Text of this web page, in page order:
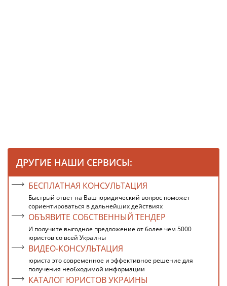
ДРУГИЕ НАШИ СЕРВИСЫ:
БЕСПЛАТНАЯ КОНСУЛЬТАЦИЯ
Быстрый ответ на Ваш юридический вопрос поможет
сориентироваться в дальнейших действиях
ОБЪЯВИТЕ СОБСТВЕННЫЙ ТЕНДЕР
И получите выгодное предложение от более чем 5000
юристов со всей Украины
ВИДЕО-КОНСУЛЬТАЦИЯ
юриста это современное и эффективное решение для
получения необходимой информации
КАТАЛОГ ЮРИСТОВ УКРАИНЫ